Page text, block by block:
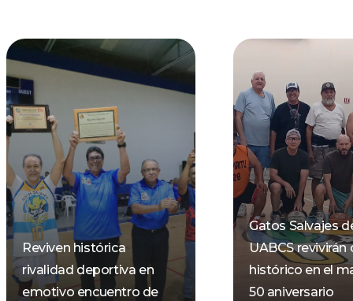
Reviven histórica
rivalidad deportiva en
emotivo encuentro de
Gatos Salvajes
UABCS revivirán
histórico en el
50 aniversario